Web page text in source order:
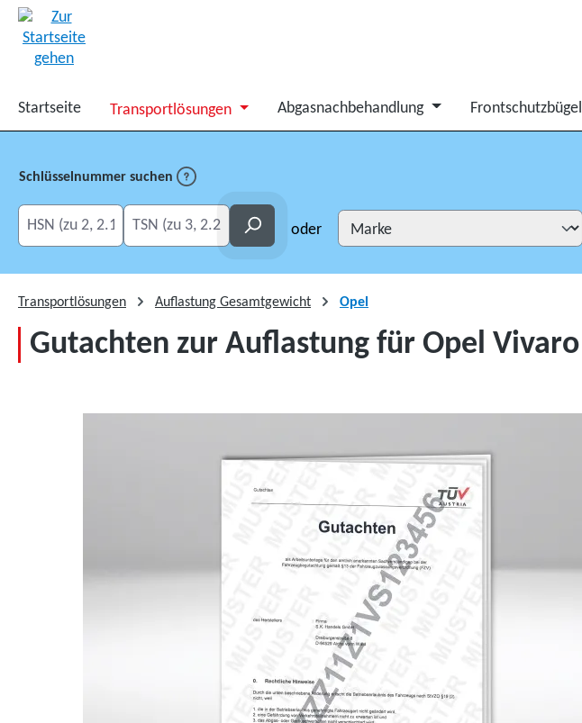
Startseite Transportlösungen Abgasnachbehandlung Frontschutzbügel
Schlüsselnummer suchen
HSN eingeben
TSN eingeben Suchen oder
Transportlösungen Auflastung Gesamtgewicht Opel
Gutachten zur Auflastung für Opel Vivaro